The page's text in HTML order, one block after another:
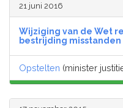
21 juni 2016
Wijziging van de Wet
bestrijding misstanden
Opstelten (minister